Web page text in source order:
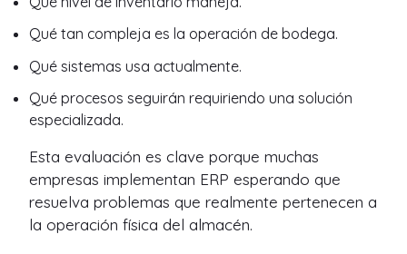
Qué tan compleja es la operación de bodega.
Qué sistemas usa actualmente.
Qué procesos seguirán requiriendo una solución
especializada.
Esta evaluación es clave porque muchas
empresas implementan ERP esperando que
resuelva problemas que realmente pertenecen a
la operación física del almacén.